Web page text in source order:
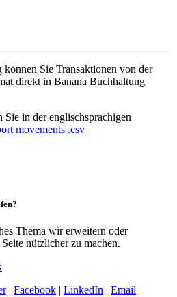
Sie Transaktionen von der
direkt in Banana Buchhaltung
in der englischsprachigen
movements .csv
Thema wir erweitern oder
nützlicher zu machen.
| Facebook | LinkedIn | Email